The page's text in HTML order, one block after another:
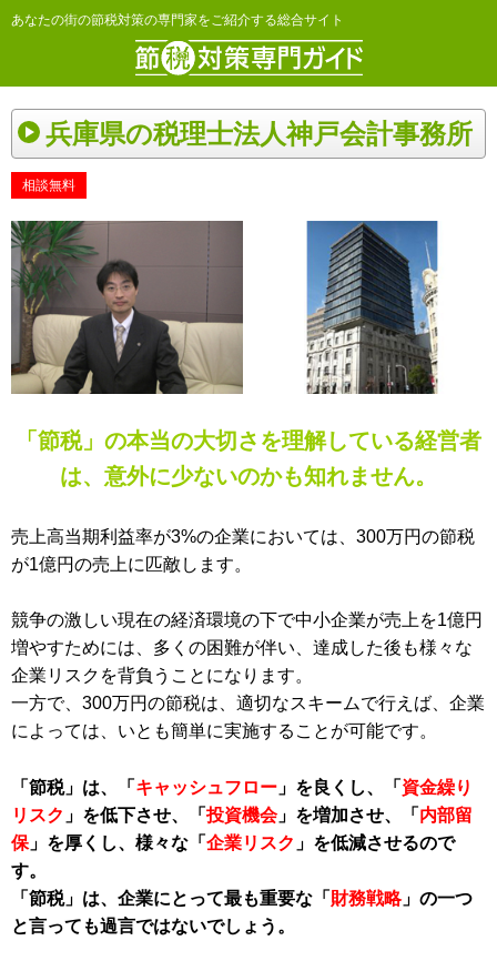
あなたの街の節税対策の専門家をご紹介する総合サイト
兵庫県の税理士法人神戸会計事務所
相談無料
「節税」の本当の大切さを理解している経営者
は、意外に少ないのかも知れません。
売上高当期利益率が3%の企業においては、300万円の節税
が1億円の売上に匹敵します。
競争の激しい現在の経済環境の下で中小企業が売上を1億円
増やすためには、多くの困難が伴い、達成した後も様々な
企業リスクを背負うことになります。
一方で、300万円の節税は、適切なスキームで行えば、企業
によっては、いとも簡単に実施することが可能です。
「節税」は、「 キャッシュフロー 」を良くし、「 資金繰り
リスク 」を低下させ、「投資機会」を増加させ、「 内部留
保 」を厚くし、様々な「 企業リスク 」を低減させるので
す。
「節税」は、企業にとって最も重要な「 財務戦略」の一つ
と言っても過言ではないでしょう。